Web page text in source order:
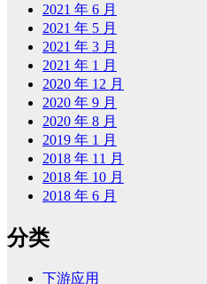
2021 年 6 月
2021 年 5 月
2021 年 3 月
2021 年 1 月
2020 年 12 月
2020 年 9 月
2020 年 8 月
2019 年 1 月
2018 年 11 月
2018 年 10 月
2018 年 6 月
分类
下游应用